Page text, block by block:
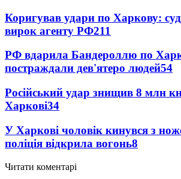
Коригував удари по Харкову:
вирок агенту РФ211
РФ вдарила Бандероллю по
постраждали дев'ятеро людей54
Російський удар знищив 8 млн
Харкові34
У Харкові чоловік кинувся з
поліція відкрила вогонь8
Читати коментарі